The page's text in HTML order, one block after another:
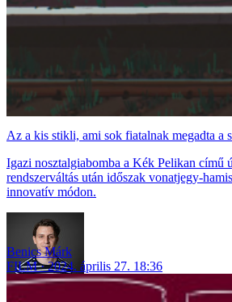
Az a kis stikli, ami sok fiatalnak megadta a
Igazi nosztalgiabomba a Kék Pelikan című
rendszerváltás után időszak vonatjegy-
innovatív módon.
Benics Márk
FILM
2024. április 27. 18:36